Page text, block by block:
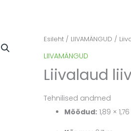
Esileht/ LIIVAMÄNGUD /
LIIVAMÄNGUD
Liivalaud
Tehnilised andmed
Mõõdud:1,89 ×